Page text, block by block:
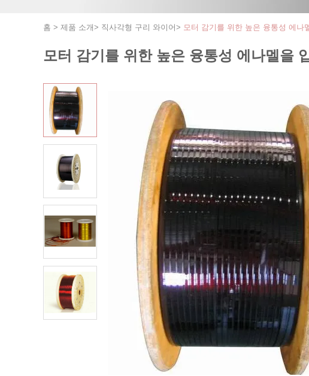
홈 > 제품 소개> 직사각형 구리 와이어> 모터 감기를 위한 높은 융통성 에나
모터 감기를 위한 높은 융통성 에나멜을